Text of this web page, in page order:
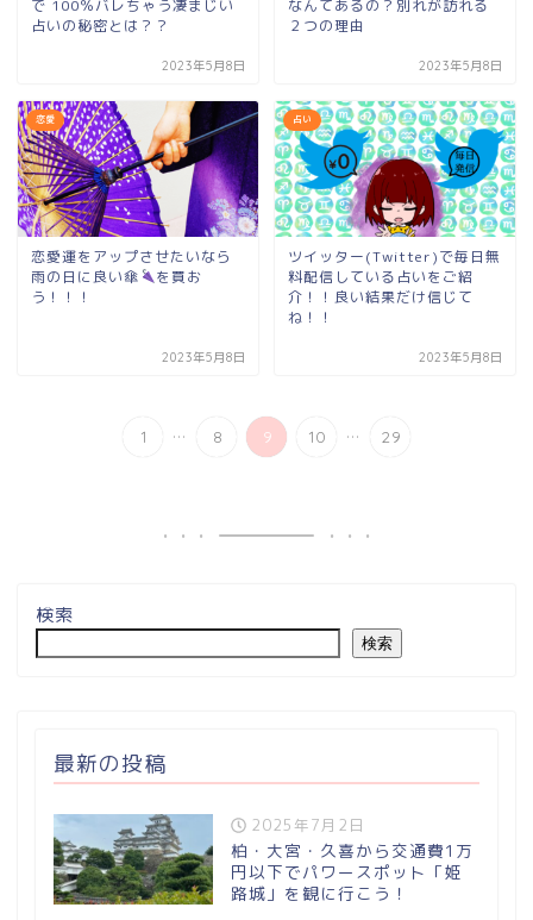
で 100％バレちゃう凄まじい
占いの秘密とは？？
2023年5月8日
なんてあるの？別れが訪れる
２つの理由
2023年5月8日
恋愛
恋愛運をアップさせたいなら
雨の日に良い傘
を買お
う！！！
2023年5月8日
占い
ツイッター(Twitter)で毎日無
料配信している占いをご紹
介！！良い結果だけ信じて
ね！！
2023年5月8日
1 ... 8 9 10 ... 29
検索
検索
最新の投稿
2025年7月2日
柏・大宮・久喜から交通費1万
円以下でパワースポット「姫
路城」を観に行こう！